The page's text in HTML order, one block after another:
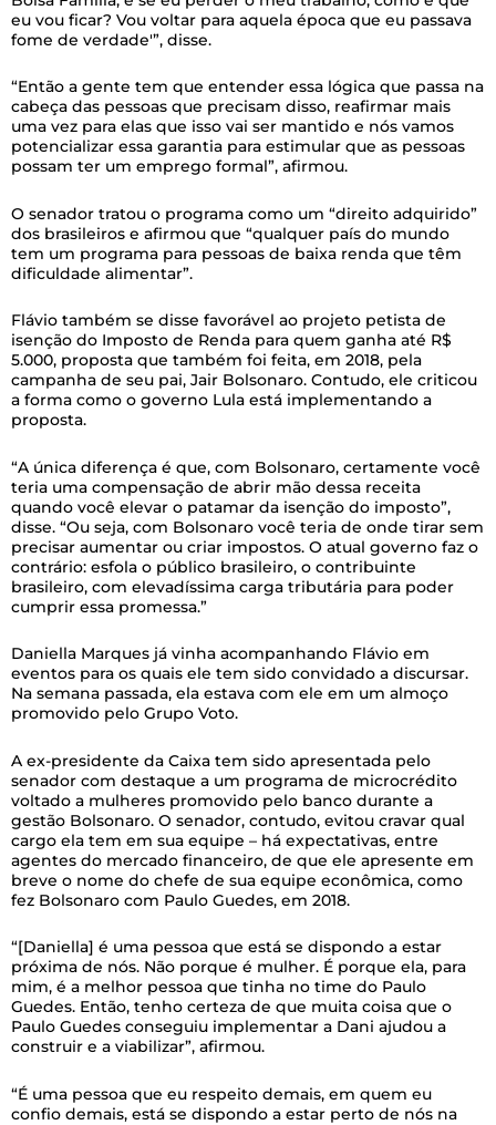
eu vou ficar? Vou voltar para aquela época que eu passava
fome de verdade'”, disse.
“Então a gente tem que entender essa lógica que passa na
cabeça das pessoas que precisam disso, reafirmar mais
uma vez para elas que isso vai ser mantido e nós vamos
potencializar essa garantia para estimular que as pessoas
possam ter um emprego formal”, afirmou.
O senador tratou o programa como um “direito adquirido”
dos brasileiros e afirmou que “qualquer país do mundo
tem um programa para pessoas de baixa renda que têm
dificuldade alimentar”.
Flávio também se disse favorável ao projeto petista de
isenção do Imposto de Renda para quem ganha até R$
5.000, proposta que também foi feita, em 2018, pela
campanha de seu pai, Jair Bolsonaro. Contudo, ele criticou
a forma como o governo Lula está implementando a
proposta.
“A única diferença é que, com Bolsonaro, certamente você
teria uma compensação de abrir mão dessa receita
quando você elevar o patamar da isenção do imposto”,
disse. “Ou seja, com Bolsonaro você teria de onde tirar sem
precisar aumentar ou criar impostos. O atual governo faz o
contrário: esfola o público brasileiro, o contribuinte
brasileiro, com elevadíssima carga tributária para poder
cumprir essa promessa.”
Daniella Marques já vinha acompanhando Flávio em
eventos para os quais ele tem sido convidado a discursar.
Na semana passada, ela estava com ele em um almoço
promovido pelo Grupo Voto.
A ex-presidente da Caixa tem sido apresentada pelo
senador com destaque a um programa de microcrédito
voltado a mulheres promovido pelo banco durante a
gestão Bolsonaro. O senador, contudo, evitou cravar qual
cargo ela tem em sua equipe – há expectativas, entre
agentes do mercado financeiro, de que ele apresente em
breve o nome do chefe de sua equipe econômica, como
fez Bolsonaro com Paulo Guedes, em 2018.
“[Daniella] é uma pessoa que está se dispondo a estar
próxima de nós. Não porque é mulher. É porque ela, para
mim, é a melhor pessoa que tinha no time do Paulo
Guedes. Então, tenho certeza de que muita coisa que o
Paulo Guedes conseguiu implementar a Dani ajudou a
construir e a viabilizar”, afirmou.
“É uma pessoa que eu respeito demais, em quem eu
confio demais, está se dispondo a estar perto de nós na